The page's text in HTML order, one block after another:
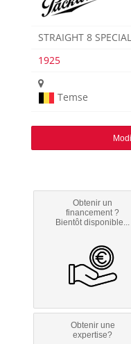
STRAIGHT 8 SPECIAL
1925
Temse
Obtenir un
financement ?
Bientôt disponible...
Obtenir une
expertise?